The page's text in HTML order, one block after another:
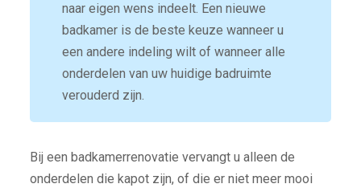
naar eigen wens indeelt. Een nieuwe
badkamer is de beste keuze wanneer u
een andere indeling wilt of wanneer alle
onderdelen van uw huidige badruimte
verouderd zijn.
Bij een badkamerrenovatie vervangt u alleen de
onderdelen die kapot zijn, of die er niet meer mooi